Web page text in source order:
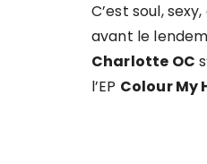
C’est soul,
avant le
Charlotte OC
l’EP Colour My